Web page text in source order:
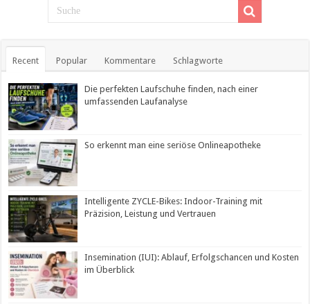
Recent Popular Kommentare Schlagworte
Die perfekten Laufschuhe finden, nach einer
umfassenden Laufanalyse
So erkennt man eine seriöse Onlineapotheke
Intelligente ZYCLE-Bikes: Indoor-Training mit
Präzision, Leistung und Vertrauen
Insemination (IUI): Ablauf, Erfolgschancen und Kosten
im Überblick